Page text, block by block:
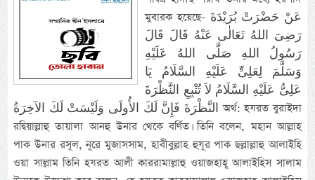
মুবারক হয়েছে- عَنْ حَضْرَتْ بُرَيْدَةَ
رَضِىَ اللهُ تَعَالٰى عَنْهُ قَالَ قَالَ
رَسُولُ اللهِ صَلَّى اللهُ عَلَيْهِ
وَسَلَّمَ لِعَلِىٍّ عَلَيْهِ السَّلَامُ يَا
عَلِىُّ عَلَيْهِ السَّلَامُ لاَ تُتْبِعِ النَّظْرَةَ
النَّظْرَةَ فَإِنَّ لَكَ الأُولَى وَلَيْسَتْ لَكَ الآخِرَةُ অর্থ: হযরত বুরাইদা
রদ্বিয়াল্লাহু তায়ালা আনহু উনার থেকে বর্ণিত। তিনি বলেন, মহান আল্লাহ
পাক উনার রসূল, নূরে মুজাসসাম, হাবীবুল্লাহ হুযূর পাক ছল্লাল্লাহু আলাইহি
ওয়া সাল্লাম তিনি হযরত আলী কাররামাল্লাহু ওয়াজহাহূ আলাইহিস সালাম